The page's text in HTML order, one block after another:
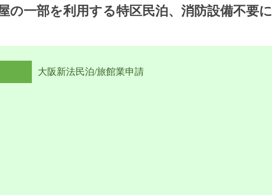
の一部を利用する特区民泊、消防設備不要に
大阪新法民泊/旅館業申請